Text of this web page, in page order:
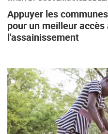
Appuyer les
pour un meilleur
l'assainissement